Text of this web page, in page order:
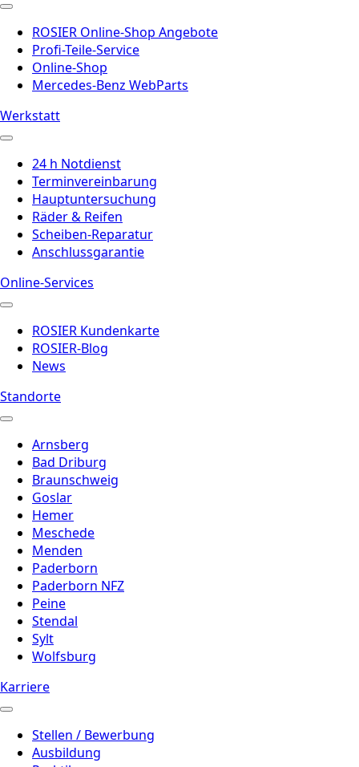
ROSIER Online-Shop Angebote
Profi-Teile-Service
Online-Shop
Mercedes-Benz WebParts
Werkstatt
24 h Notdienst
Terminvereinbarung
Hauptuntersuchung
Räder & Reifen
Scheiben-Reparatur
Anschlussgarantie
Online-Services
ROSIER Kundenkarte
ROSIER-Blog
News
Standorte
Arnsberg
Bad Driburg
Braunschweig
Goslar
Hemer
Meschede
Menden
Paderborn
Paderborn NFZ
Peine
Stendal
Sylt
Wolfsburg
Karriere
Stellen / Bewerbung
Ausbildung